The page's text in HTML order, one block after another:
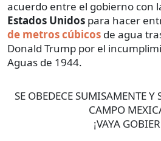
acuerdo entre el gobierno con
Estados Unidos para hacer
de metros cúbicos de agua
Donald Trump por el
Aguas de 1944.
SE OBEDECE SUMISAMENTE Y
CAMPO
¡VAYA